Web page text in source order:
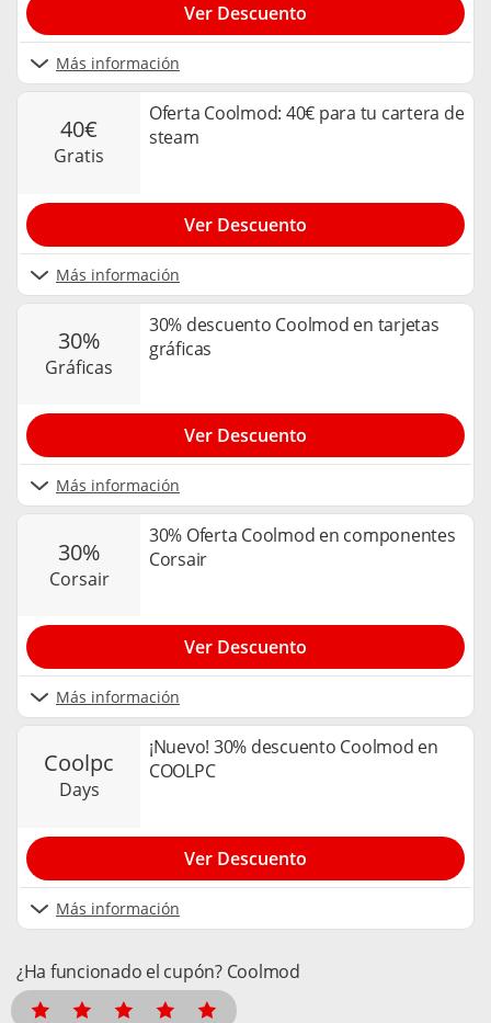
Más información
Ver Descuento
40€
gratis
Oferta Coolmod: 40€ para tu cartera de
steam
Más información
Ver Descuento
30%
gráficas
30% descuento Coolmod en tarjetas
gráficas
Más información
Ver Descuento
30%
corsair
30% Oferta Coolmod en componentes
Corsair
Más información
Ver Descuento
coolpc
days
¡Nuevo! 30% descuento Coolmod en
COOLPC
Más información
Ver Descuento
¿Ha funcionado el cupón? Coolmod